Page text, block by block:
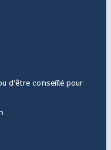
d'être conseillé pour